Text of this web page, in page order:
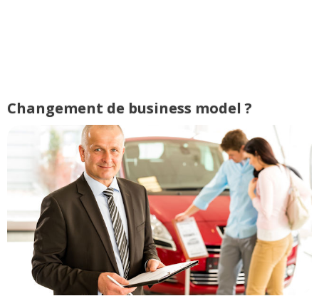
Changement de business model ?